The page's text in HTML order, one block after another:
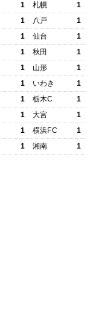
1 札幌
1
1
八戸
1
1
仙台
1
1
秋田
1
1
山形
1
1
いわき
1
1
栃木C
1
1
大宮
1
1
横浜FC
1
1
湘南 1